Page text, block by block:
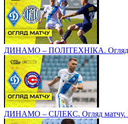
ДИНАМО – ПОЛІТЕХНІКА. Огляд
ДИНАМО – СІЛЕКС. Огляд матчу.